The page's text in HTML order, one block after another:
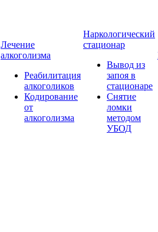
Лечение
алкоголизма
Реабилитация
алкоголиков
Кодирование
от
алкоголизма
Наркологический
стационар
Вывод из
запоя в
стационаре
Снятие
ломки
методом
УБОД